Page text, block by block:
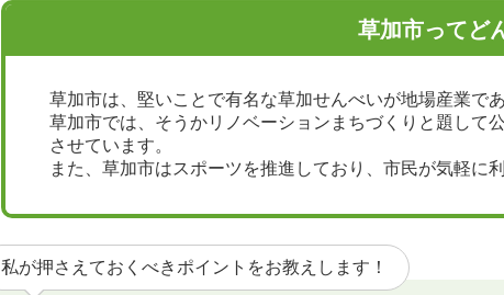
草加市ってど
草加市は、堅いことで有名な草加せんべいが地場産業で
草加市では、そうかリノベーションまちづくりと題して
させています。
また、草加市はスポーツを推進しており、市民が気軽に
私が押さえておくべきポイントをお教えします！